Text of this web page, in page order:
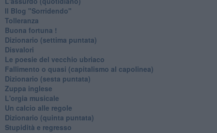
Il Blog "Sorridendo"
Tolleranza
Buona fortuna !
​Dizionario (settima puntata)
Disvalori
Le poesie del vecchio ubriaco
Fallimento o quasi (capitalismo al capolinea)
Dizionario (sesta puntata)
Zuppa inglese
L'orgia musicale
Un calcio alle regole
Dizionario (quinta puntata)
Stupidità e regresso